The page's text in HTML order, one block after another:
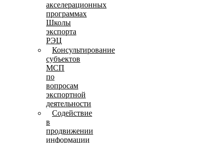
акселерационных
программах
Школы
экспорта
РЭЦ
Консультирование
субъектов
МСП
по
вопросам
экспортной
деятельности
Содействие
в
продвижении
информации